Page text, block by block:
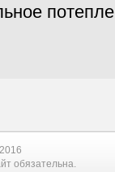
обязательна.